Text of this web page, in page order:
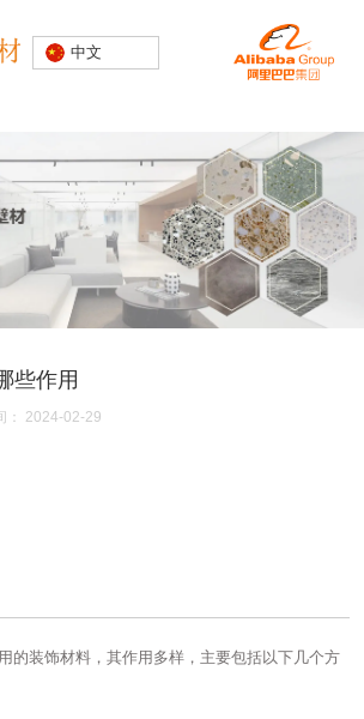
中文
些作用
： 2024-02-29
的装饰材料，其作用多样，主要包括以下几个方